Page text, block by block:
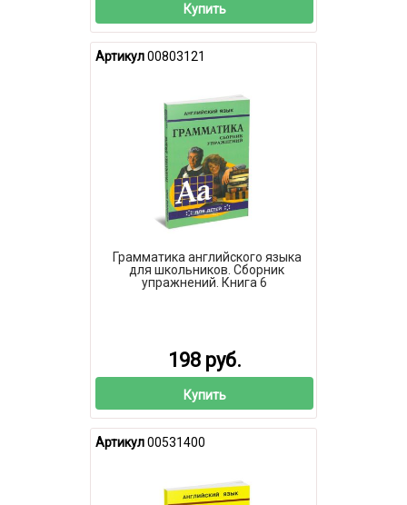
Купить
Артикул00803121
Грамматика английского языка
для школьников. Сборник
упражнений. Книга 6
198 руб.
Купить
Артикул00531400